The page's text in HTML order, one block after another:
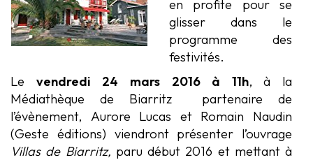
en profite pour se
glisser dans le
programme des
festivités.
Le vendredi 24 mars 2016 à 11h, à la
Médiathèque de Biarritz partenaire de
l’évènement, Aurore Lucas et Romain Naudin
(Geste éditions) viendront présenter l’ouvrage
Villas de Biarritz, paru début 2016 et mettant à